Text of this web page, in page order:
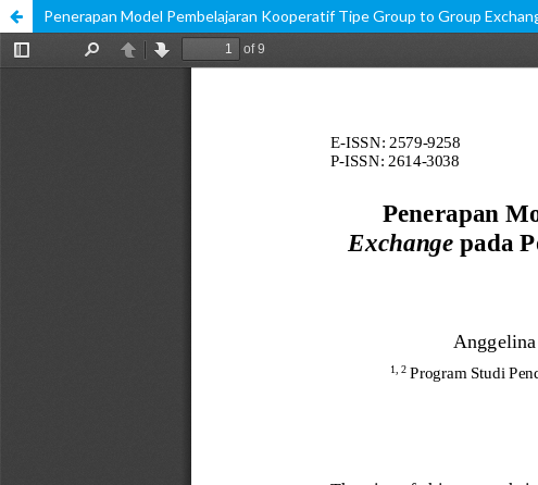
Penerapan Model Pembelajaran Kooperatif Tipe Group to Group